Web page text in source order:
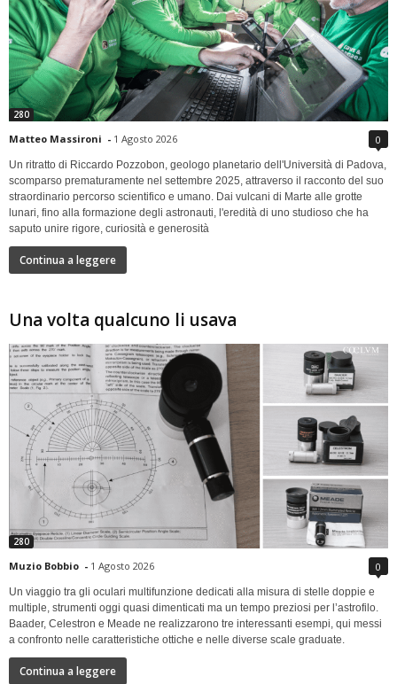
280
Matteo Massironi - 1 Agosto 2026 0
Un ritratto di Riccardo Pozzobon, geologo planetario dell'Università di Padova,
scomparso prematuramente nel settembre 2025, attraverso il racconto del suo
straordinario percorso scientifico e umano. Dai vulcani di Marte alle grotte
lunari, fino alla formazione degli astronauti, l'eredità di uno studioso che ha
saputo unire rigore, curiosità e generosità
Continua a leggere
Una volta qualcuno li usava
280
Muzio Bobbio - 1 Agosto 2026 0
Un viaggio tra gli oculari multifunzione dedicati alla misura di stelle doppie e
multiple, strumenti oggi quasi dimenticati ma un tempo preziosi per l’astrofilo.
Baader, Celestron e Meade ne realizzarono tre interessanti esempi, qui messi
a confronto nelle caratteristiche ottiche e nelle diverse scale graduate.
Continua a leggere